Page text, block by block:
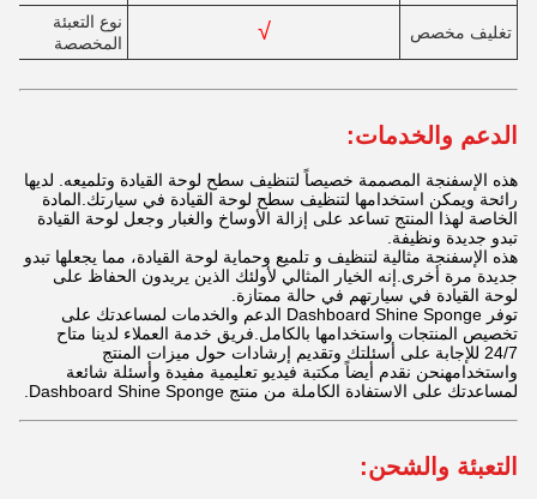
تغليف مخصص √
نوع التعبئة
المخصصة
الدعم والخدمات:
هذه الإسفنجة المصممة خصيصاً لتنظيف سطح لوحة القيادة وتلميعه. لديها
رائحة ويمكن استخدامها لتنظيف سطح لوحة القيادة في سيارتك.المادة
الخاصة لهذا المنتج تساعد على إزالة الأوساخ والغبار وجعل لوحة القيادة
تبدو جديدة ونظيفة.
هذه الإسفنجة مثالية لتنظيف و تلميع وحماية لوحة القيادة، مما يجعلها تبدو
جديدة مرة أخرى.إنه الخيار المثالي لأولئك الذين يريدون الحفاظ على
لوحة القيادة في سيارتهم في حالة ممتازة.
توفر Dashboard Shine Sponge الدعم والخدمات لمساعدتك على
تخصيص المنتجات واستخدامها بالكامل.فريق خدمة العملاء لدينا متاح
24/7 للإجابة على أسئلتك وتقديم إرشادات حول ميزات المنتج
واستخدامهنحن نقدم أيضاً مكتبة فيديو تعليمية مفيدة وأسئلة شائعة
لمساعدتك على الاستفادة الكاملة من منتج Dashboard Shine Sponge.
التعبئة والشحن: